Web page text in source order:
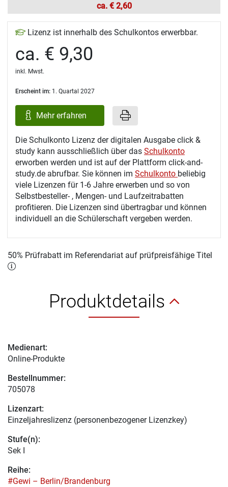
ca. € 2,60
Lizenz ist innerhalb des Schulkontos erwerbbar.
ca. € 9,30
inkl. Mwst.
Erscheint im: 1. Quartal 2027
Mehr erfahren
Die Schulkonto Lizenz der digitalen Ausgabe click &
study kann ausschließlich über das Schulkonto
erworben werden und ist auf der Plattform click-and-
study.de abrufbar. Sie können im Schulkonto beliebig
viele Lizenzen für 1-6 Jahre erwerben und so von
Selbstbesteller- , Mengen- und Laufzeitrabatten
profitieren. Die Lizenzen sind übertragbar und können
individuell an die Schülerschaft vergeben werden.
50% Prüfrabatt im Referendariat auf prüfpreisfähige Titel
Produktdetails
Medienart:
Online-Produkte
Bestellnummer:
705078
Lizenzart:
Einzeljahreslizenz (personenbezogener Lizenzkey)
Stufe(n):
Sek I
Reihe:
#Gewi – Berlin/Brandenburg